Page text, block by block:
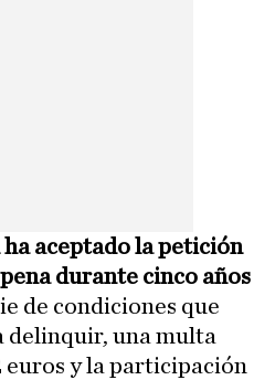
aceptado la petición
durante cinco años
de condiciones que
delinquir, una multa
euros y la participación